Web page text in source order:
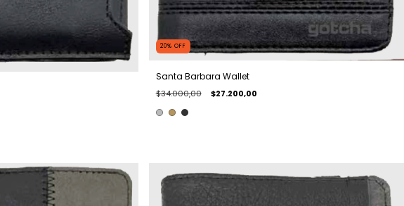
20% OFF
Santa Barbara Wallet
$34.000,00 $27.200,00